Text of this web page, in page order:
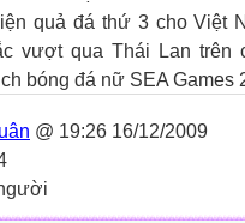
quả đá thứ 3 cho Việt
vượt qua Thái Lan trên
bóng đá nữ SEA Games
@ 19:26 16/12/2009